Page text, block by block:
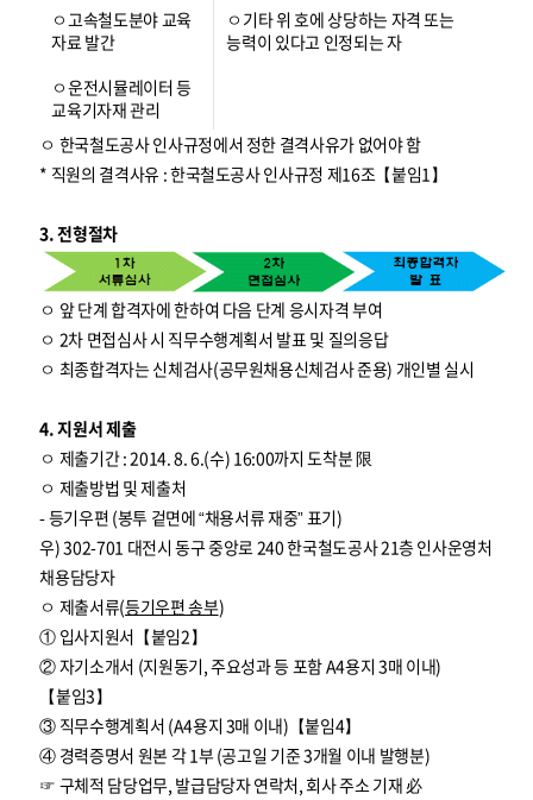
ㅇ고속철도분야 교육
자료 발간
ㅇ운전시뮬레이터 등
교육기자재 관리
ㅇ기타 위 호에 상당하는 자격 또는
능력이 있다고 인정되는 자
ㅇ 한국철도공사 인사규정에서 정한 결격사유가 없어야 함
* 직원의 결격사유 : 한국철도공사 인사규정 제16조【붙임1】
3. 전형절차
ㅇ 앞 단계 합격자에 한하여 다음 단계 응시자격 부여
ㅇ 2차 면접심사 시 직무수행계획서 발표 및 질의응답
ㅇ 최종합격자는 신체검사(공무원채용신체검사 준용) 개인별 실시
4. 지원서 제출
ㅇ 제출기간 : 2014. 8. 6.(수) 16:00까지 도착분 限
ㅇ 제출방법 및 제출처
- 등기우편 (봉투 겉면에 “채용서류 재중” 표기)
우) 302-701 대전시 동구 중앙로 240 한국철도공사 21층 인사운영처
채용담당자
ㅇ 제출서류(등기우편 송부)
① 입사지원서【붙임2】
② 자기소개서 (지원동기, 주요성과 등 포함 A4용지 3매 이내)
【붙임3】
③ 직무수행계획서 (A4용지 3매 이내)【붙임4】
④ 경력증명서 원본 각 1부 (공고일 기준 3개월 이내 발행분)
☞ 구체적 담당업무, 발급담당자 연락처, 회사 주소 기재 必